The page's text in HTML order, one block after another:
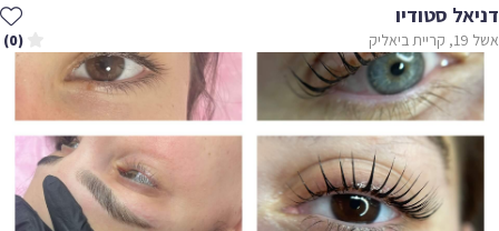
דניאל סטודיו
אשל 19, קריית ביאליק (0)